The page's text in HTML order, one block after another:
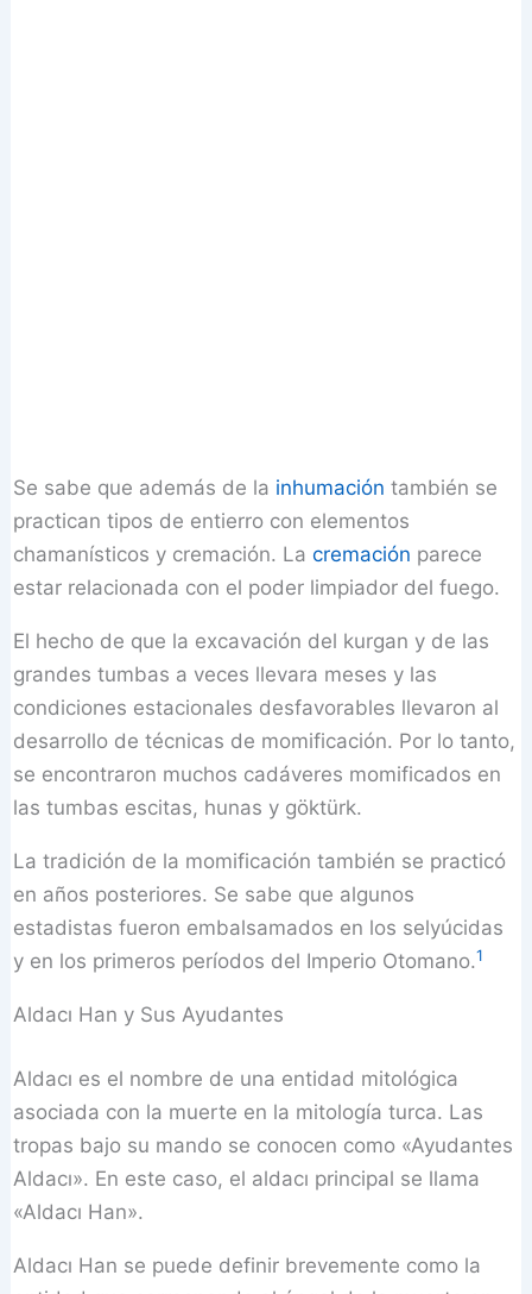
Se sabe que además de la inhumación también se
practican tipos de entierro con elementos
chamanísticos y cremación. Lacremación parece
estar relacionada con el poder limpiador del fuego.
El hecho de que la excavación del kurgan y de las
grandes tumbas a veces llevara meses y las
condiciones estacionales desfavorables llevaron al
desarrollo de técnicas de momificación. Por lo tanto,
se encontraron muchos cadáveres momificados en
las tumbas escitas, hunas y göktürk.
La tradición de la momificación también se practicó
en años posteriores. Se sabe que algunos
estadistas fueron embalsamados en los selyúcidas
y en los primeros períodos del Imperio Otomano.1
Aldacı Han y Sus Ayudantes
Aldacı es el nombre de una entidad mitológica
asociada con la muerte en la mitología turca. Las
tropas bajo su mando se conocen como «Ayudantes
Aldacı». En este caso, el aldacı principal se llama
«Aldacı Han».
Aldacı Han se puede definir brevemente como la